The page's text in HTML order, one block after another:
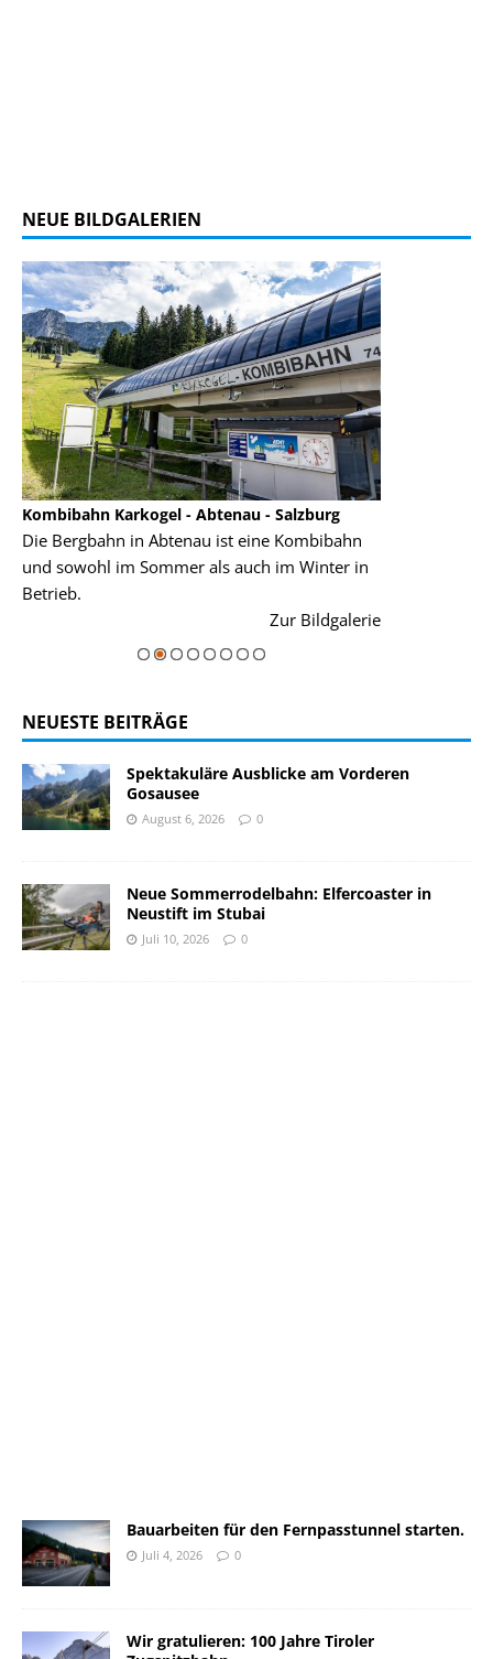
NEUE BILDGALERIEN
Kombibahn Karkogel - Abtenau - Salzburg
Die Bergbahn in Abtenau ist eine Kombibahn
und sowohl im Sommer als auch im Winter in
Betrieb.
Zur Bildgalerie
NEUESTE BEITRÄGE
Spektakuläre Ausblicke am Vorderen
Gosausee
August 6, 2026 0
Neue Sommerrodelbahn: Elfercoaster in
Neustift im Stubai
Juli 10, 2026 0
Bauarbeiten für den Fernpasstunnel starten.
Juli 4, 2026 0
Wir gratulieren: 100 Jahre Tiroler